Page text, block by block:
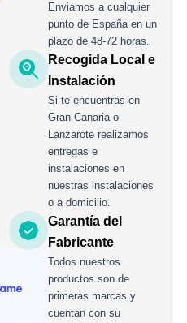
Enviamos a cualquier
punto de España en un
plazo de 48-72 horas.
Recogida Local e
Instalación
Si te encuentras en
Gran Canaria o
Lanzarote realizamos
entregas e
instalaciones en
nuestras instalaciones
o a domicilio.
Garantía del
Fabricante
Todos nuestros
productos son de
primeras marcas y
cuentan con su